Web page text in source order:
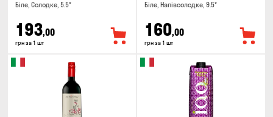
Біле, Солодке, 5.5°
193,00
грн за 1 шт
Біле, Напівсолодке, 9.5°
160,00
грн за 1 шт